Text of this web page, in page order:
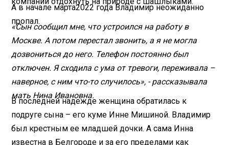
А в начале марта2022 года Владимир неожиданно
пропал.
«Сын сообщил мне, что устроился на работу в
Москве. А потом перестал звонить, а я не могла
дозвониться до него. Телефон постоянно был
отключен. Я сходила с ума от тревоги, переживала –
наверное, с ним что-то случилось», - рассказывала
мать Нина Ивановна.
В последней надежде женщина обратилась к
подруге сына – его куме Инне Мишиной. Владимир
был крестным ее младшей дочки. А сама Инна
известна в Белгороде и за его пределами как